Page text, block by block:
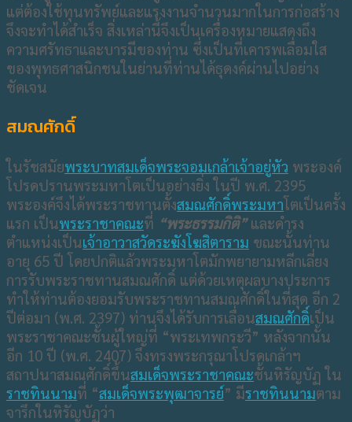
แต่ต้องใช้ทุนทรัพย์และแรงงานจำนวนมากในการก่อสร้าง
จึงจะทำได้สำเร็จ สิ่งเหล่านี้จึงเป็นเครื่องหมายแสดงถึง
ความศรัทธาและบารมีของท่าน ซึ่งเป็นที่เคารพเลื่อมใส
ของพุทธศาสนิกชนในย่านที่ท่านได้ธุดงค์ผ่านไปอย่าง
ชัดเจน
สมณศักดิ์
ในรัชสมัยพระบาทสมเด็จพระจอมเกล้าเจ้าอยู่หัว พระองค์
โปรดปรานพระมหาโตเป็นอย่างยิ่ง ในปี พ.ศ. 2395
พระองค์จึงได้พระราชทานตั้งสมณศักดิ์พระมหาโตเป็นครั้ง
แรก เป็นพระราชาคณะที่ “พระธรรมกิติ”และดำรง
ตำแหน่งเป็นเจ้าอาวาสวัดระฆังโฆสิตาราม ขณะนั้นท่าน
อายุ 65 ปี โดยปกติแล้วพระมหาโตมักพยายามหลีกเลี่ยง
การรับพระราชทานสมณศักดิ์ แต่ด้วยเหตุผลบางประการ
ทำให้ท่านต้องยอมรับพระราชทานสมณศักดิ์ในที่สุด อีก 2
ปีต่อมา (พ.ศ. 2397) ท่านจึงได้รับการเลื่อนสมณศักดิ์เป็น
พระราชาคณะชั้นผู้ใหญ่ที่ “พระเทพกระวี” หลังจากนั้น
อีก 10 ปี (พ.ศ. 2407) จึงทรงพระกรุณาโปรดเกล้าฯ
สถาปนาสมณศักดิ์ขึ้นสมเด็จพระราชาคณะชั้นหิรัญบัฏ ใน
ราชทินนามที่ “สมเด็จพระพุฒาจารย์” มีราชทินนามตาม
จารึกในหิรัญบัฏว่า